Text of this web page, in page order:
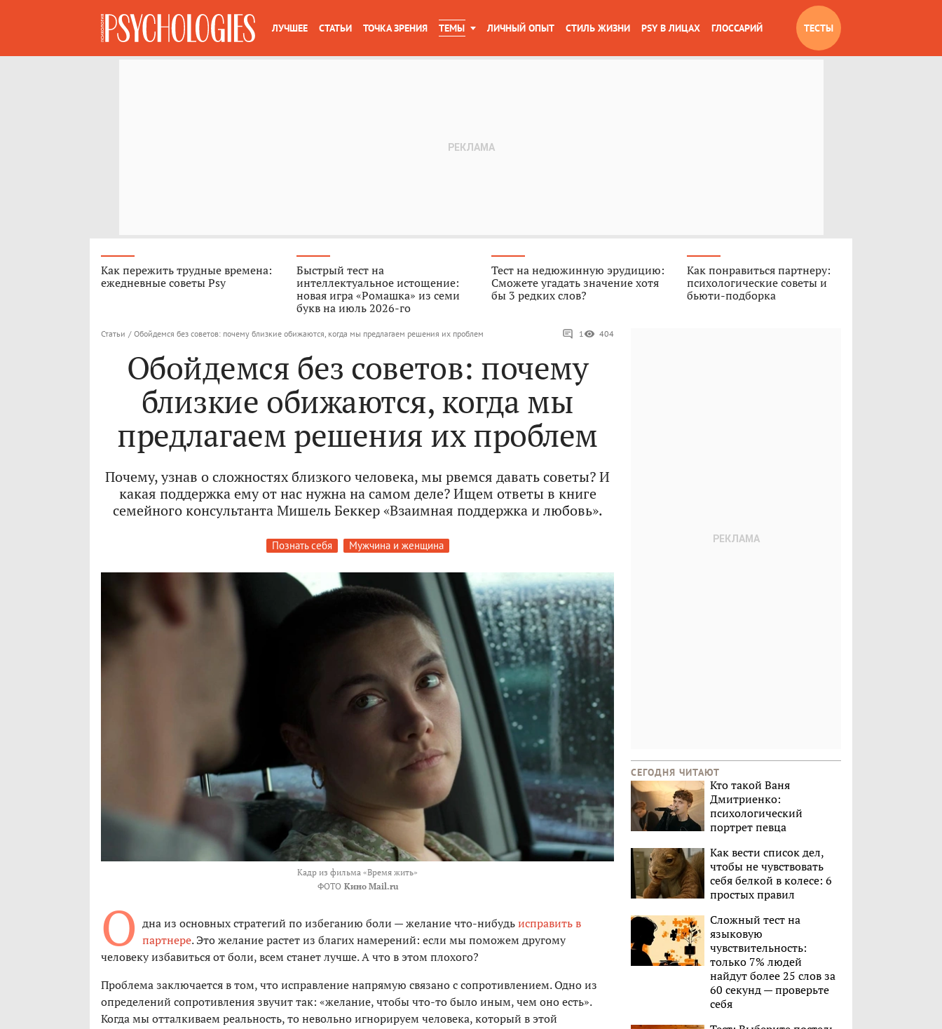
ЛУЧШЕЕ СТАТЬИ ТОЧКА ЗРЕНИЯ ТЕМЫ ЛИЧНЫЙ ОПЫТ СТИЛЬ ЖИЗНИ PSY В ЛИЦАХ ГЛОССАРИЙ ТЕСТЫ
Как пережить трудные времена:
ежедневные советы Psy
Быстрый тест на
интеллектуальное истощение:
новая игра «Ромашка» из семи
букв на июль 2026-го
Тест на недюжинную эрудицию:
Сможете угадать значение хотя
бы 3 редких слов?
Как понравиться партнеру:
психологические советы и
бьюти-подборка
Статьи / Обойдемся без советов: почему близкие обижаются, когда мы предлагаем решения их проблем 1 404
Обойдемся без советов: почему
близкие обижаются, когда мы
предлагаем решения их проблем
Почему, узнав о сложностях близкого человека, мы рвемся давать советы? И
какая поддержка ему от нас нужна на самом деле? Ищем ответы в книге
семейного консультанта Мишель Беккер «Взаимная поддержка и любовь».
Познать себя Мужчина и женщина
Кадр из фильма «Время жить»
ФОТО Кино Mail.ru
О дна из основных стратегий по избеганию боли — желание что-нибудьисправить в
партнере. Это желание растет из благих намерений: если мы поможем другому
человеку избавиться от боли, всем станет лучше. А что в этом плохого?
Проблема заключается в том, что исправление напрямую связано с сопротивлением. Одно из
определений сопротивления звучит так: «желание, чтобы что-то было иным, чем оно есть».
Когда мы отталкиваем реальность, то невольно игнорируем человека, который в этой
СЕГОДНЯ ЧИТАЮТ
Кто такой Ваня
Дмитриенко:
психологический
портрет певца
Как вести список дел,
чтобы не чувствовать
себя белкой в колесе: 6
простых правил
Сложный тест на
языковую
чувствительность:
только 7% людей
найдут более 25 слов за
60 секунд — проверьте
себя